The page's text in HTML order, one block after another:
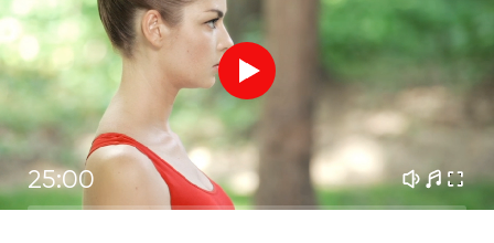
25:00